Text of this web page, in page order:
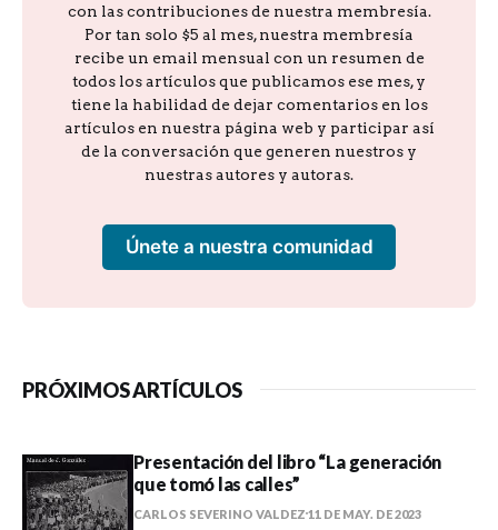
con las contribuciones de nuestra membresía.
Por tan solo $5 al mes, nuestra membresía
recibe un email mensual con un resumen de
todos los artículos que publicamos ese mes, y
tiene la habilidad de dejar comentarios en los
artículos en nuestra página web y participar así
de la conversación que generen nuestros y
nuestras autores y autoras.
Únete a nuestra comunidad
PRÓXIMOS ARTÍCULOS
Presentación del libro “La generación
que tomó las calles”
CARLOS SEVERINO VALDEZ 11 DE MAY. DE 2023